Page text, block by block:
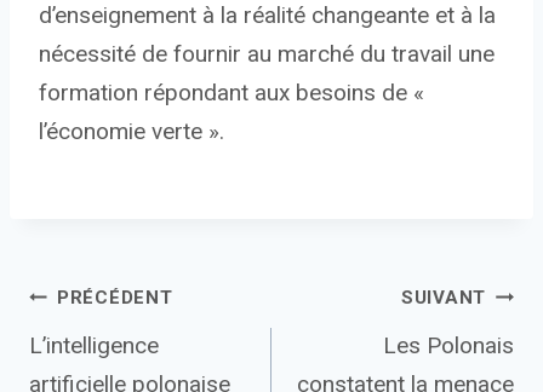
d’enseignement à la réalité changeante et à la
nécessité de fournir au marché du travail une
formation répondant aux besoins de «
l’économie verte ».
Navigation
de
PRÉCÉDENT
L’intelligence
artificielle polonaise
SUIVANT
Les Polonais
constatent la menace